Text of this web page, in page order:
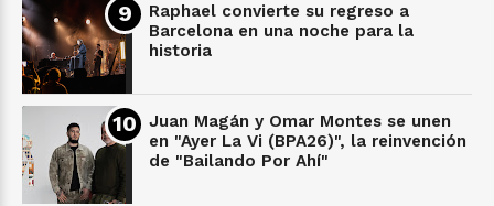
Raphael convierte su regreso a
Barcelona en una noche para la
historia
Juan Magán y Omar Montes se unen
en "Ayer La Vi (BPA26)", la reinvención
de "Bailando Por Ahí"